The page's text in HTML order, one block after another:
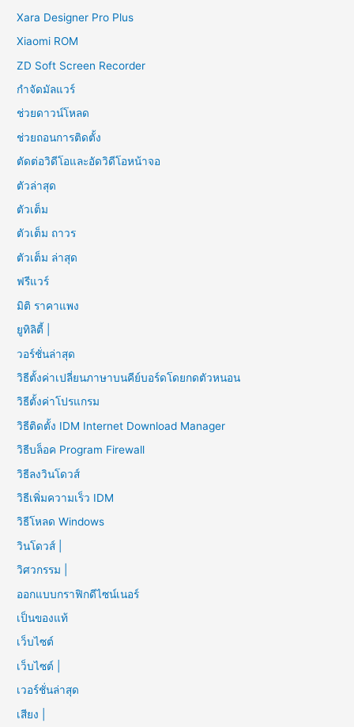
Xara Designer Pro Plus
Xiaomi ROM
ZD Soft Screen Recorder
กำจัดมัลแวร์
ช่วยดาวน์โหลด
ช่วยถอนการติดตั้ง
ตัดต่อวิดีโอและอัดวิดีโอหน้าจอ
ตัวล่าสุด
ตัวเต็ม
ตัวเต็ม ถาวร
ตัวเต็ม ล่าสุด
ฟรีแวร์
มิติ ราคาแพง
ยูทิลิตี้ |
วอร์ชั่นล่าสุด
วิธีตั้งค่าเปลี่ยนภาษาบนคีย์บอร์ดโดยกดตัวหนอน
วิธีตั้งค่าโปรแกรม
วิธีติดตั้ง IDM Internet Download Manager
วิธีบล็อค Program Firewall
วิธีลงวินโดวส์
วิธีเพิ่มความเร็ว IDM
วิธีโหลด Windows
วินโดวส์ |
วิศวกรรม |
ออกแบบกราฟิกดีไซน์เนอร์
เป็นของแท้
เว็บไซต์
เว็บไซต์ |
เวอร์ชั่นล่าสุด
เสียง |